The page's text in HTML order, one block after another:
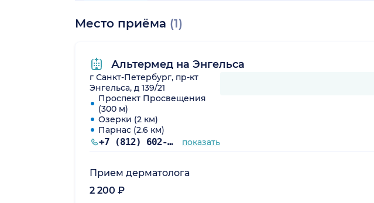
Место приёма (1)
Альтермед на Энгельса
г Санкт-Петербург, пр-кт
Энгельса, д 139/21
Проспект Просвещения
(300 м)
Озерки (2 км)
Парнас (2.6 км)
+7 (812) 602-63-59 показать
Прием дерматолога
2 200 ₽